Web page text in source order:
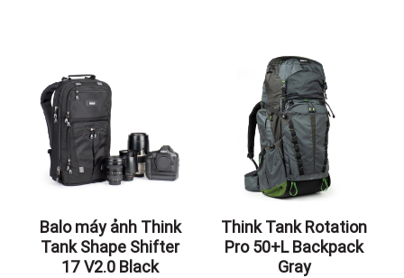
Balo máy ảnh Think
Tank Shape Shifter
17 V2.0 Black
Think Tank Rotation
Pro 50+L Backpack
Gray